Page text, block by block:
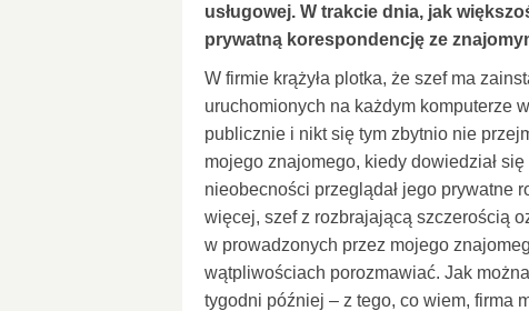
usługowej. W trakcie dnia, jak
prywatną korespondencję ze
W firmie krążyła plotka, że szef ma
uruchomionych na każdym komputerze
publicznie i nikt się tym zbytnio nie
mojego znajomego, kiedy dowiedział
nieobecności przeglądał jego prywatne
więcej, szef z rozbrajającą szczerością
w prowadzonych przez mojego
wątpliwościach porozmawiać. Jak
tygodni później – z tego, co wiem, firma